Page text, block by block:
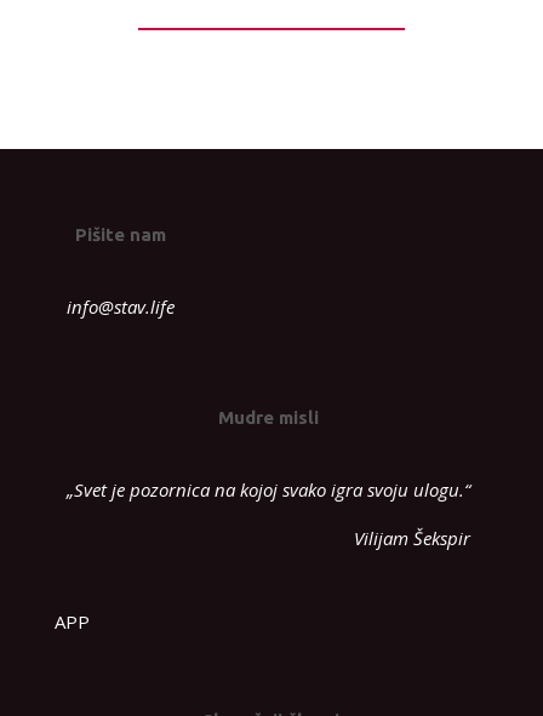
Pišite nam
info@stav.life
Mudre misli
„Svet je pozornica na kojoj svako igra svoju ulogu.“
Vilijam Šekspir
APP